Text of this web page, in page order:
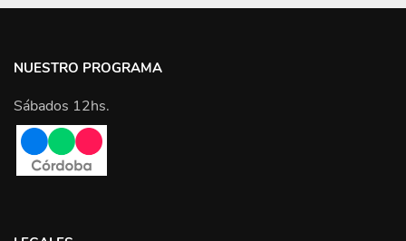
NUESTRO PROGRAMA
Sábados 12hs.